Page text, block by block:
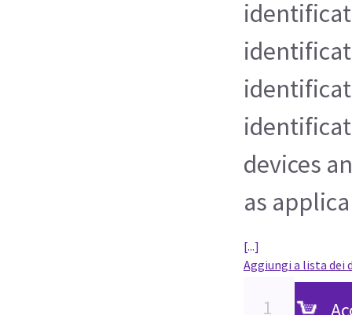
devices
as
[...]
Aggiungi a lista dei